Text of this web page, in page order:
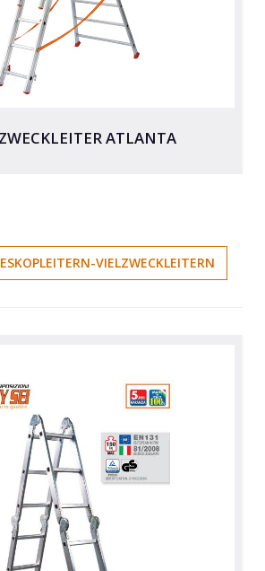
ATLANTA
VIELZWECKLEITERN